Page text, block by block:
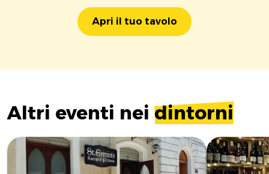
Apri il tuo tavolo
Altri eventi nei dintorni